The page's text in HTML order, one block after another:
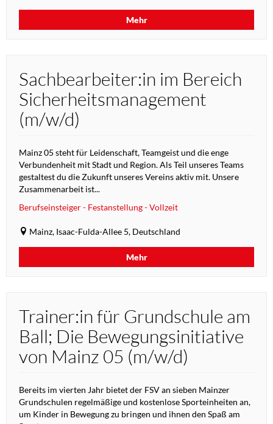
Mehr
Sachbearbeiter:in im Bereich
Sicherheitsmanagement
(m/w/d)
Mainz 05 steht für Leidenschaft, Teamgeist und die enge
Verbundenheit mit Stadt und Region. Als Teil unseres Teams
gestaltest du die Zukunft unseres Vereins aktiv mit. Unsere
Zusammenarbeit ist...
Berufseinsteiger - Festanstellung - Vollzeit
Mainz, Isaac-Fulda-Allee 5, Deutschland
Mehr
Trainer:in für Grundschule am
Ball; Die Bewegungsinitiative
von Mainz 05 (m/w/d)
Bereits im vierten Jahr bietet der FSV an sieben Mainzer
Grundschulen regelmäßige und kostenlose Sporteinheiten an,
um Kinder in Bewegung zu bringen und ihnen den Spaß am